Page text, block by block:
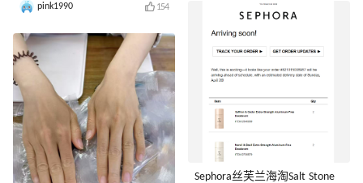
pink1990 154
Sephora丝芙兰海淘Salt Stone